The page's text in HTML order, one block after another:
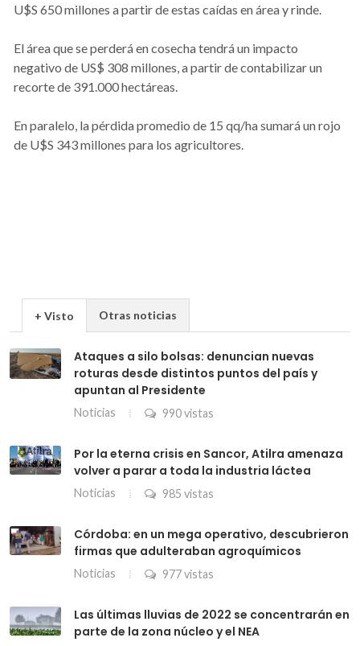
U$S 650 millones a partir de estas caídas en área y rinde.
El área que se perderá en cosecha tendrá un impacto
negativo de US$ 308 millones, a partir de contabilizar un
recorte de 391.000 hectáreas.
En paralelo, la pérdida promedio de 15 qq/ha sumará un rojo
de U$S 343 millones para los agricultores.
+ Visto Otras noticias
Ataques a silo bolsas: denuncian nuevas
roturas desde distintos puntos del país y
apuntan al Presidente
Noticias 990 vistas
Por la eterna crisis en Sancor, Atilra amenaza
volver a parar a toda la industria láctea
Noticias 985 vistas
Córdoba: en un mega operativo, descubrieron
firmas que adulteraban agroquímicos
Noticias 977 vistas
Las últimas lluvias de 2022 se concentrarán en
parte de la zona núcleo y el NEA